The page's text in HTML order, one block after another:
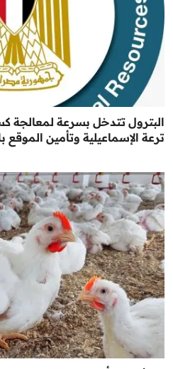
البترول تتدخل بسرعة لمعالجة
ترعة الإسماعيلية وتأمين الموقع